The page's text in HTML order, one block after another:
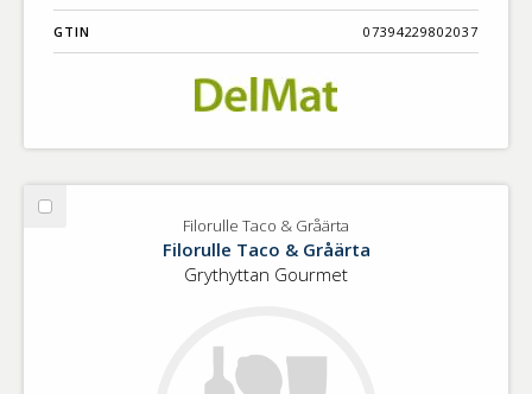
GTIN 07394229802037
Välj
Filorulle Taco & Gråärta
Filorulle Taco & Gråärta
Grythyttan Gourmet